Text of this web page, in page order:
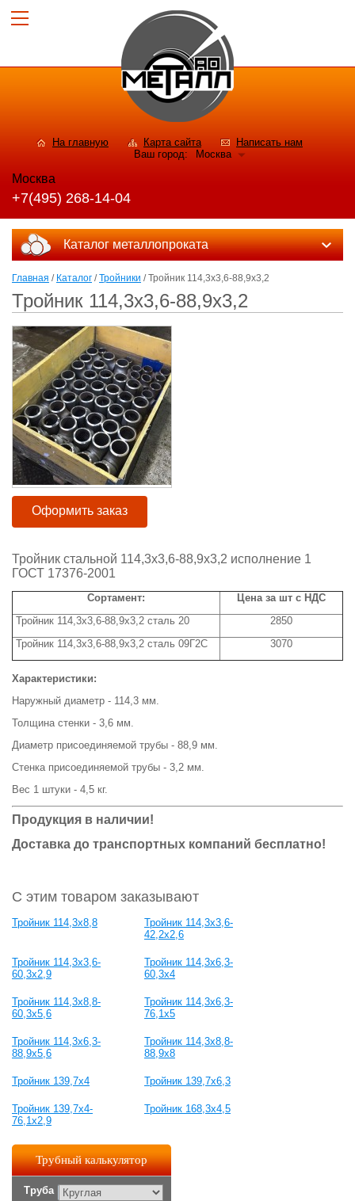
На главную Карта сайта
Написать нам
Ваш город:
Москва
Москва
+7(495) 268-14-04
Каталог металлопроката
Главная / Каталог /Тройники / Тройник 114,3х3,6-88,9х3,2
Тройник 114,3х3,6-88,9х3,2
Оформить заказ
Тройник стальной 114,3х3,6-88,9х3,2 исполнение 1
ГОСТ 17376-2001
Сортамент:
Цена за шт с НДС
Тройник 114,3х3,6-88,9х3,2 сталь 20
2850
Тройник 114,3х3,6-88,9х3,2 сталь 09Г2С
3070
Характеристики:
Наружный диаметр - 114,3 мм.
Толщина стенки - 3,6 мм.
Диаметр присоединяемой трубы - 88,9 мм.
Стенка присоединяемой трубы - 3,2 мм.
Вес 1 штуки - 4,5 кг.
Продукция в наличии!
Доставка до транспортных компаний бесплатно!
С этим товаром заказывают
Тройник 114,3х8,8
Тройник 114,3х3,6-
42,2х2,6
Тройник 114,3х3,6-
60,3х2,9
Тройник 114,3х6,3-
60,3х4
Тройник 114,3х8,8-
60,3х5,6
Тройник 114,3х6,3-
76,1х5
Тройник 114,3х6,3-
88,9х5,6
Тройник 114,3х8,8-
88,9х8
Тройник 139,7х4 Тройник 139,7х6,3
Тройник 139,7х4-
76,1х2,9
Тройник 168,3х4,5
Трубный калькулятор
Труба